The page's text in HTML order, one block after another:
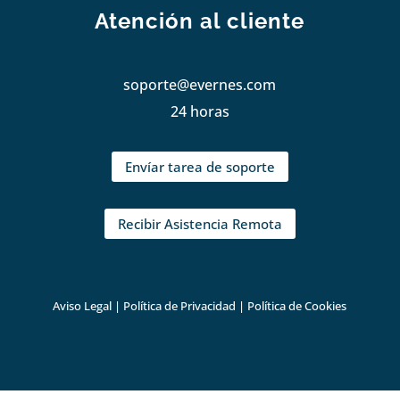
Atención al cliente
soporte@evernes.com
24 horas
Envíar tarea de soporte
Recibir Asistencia Remota
Aviso Legal | Política de Privacidad | Política de Cookies